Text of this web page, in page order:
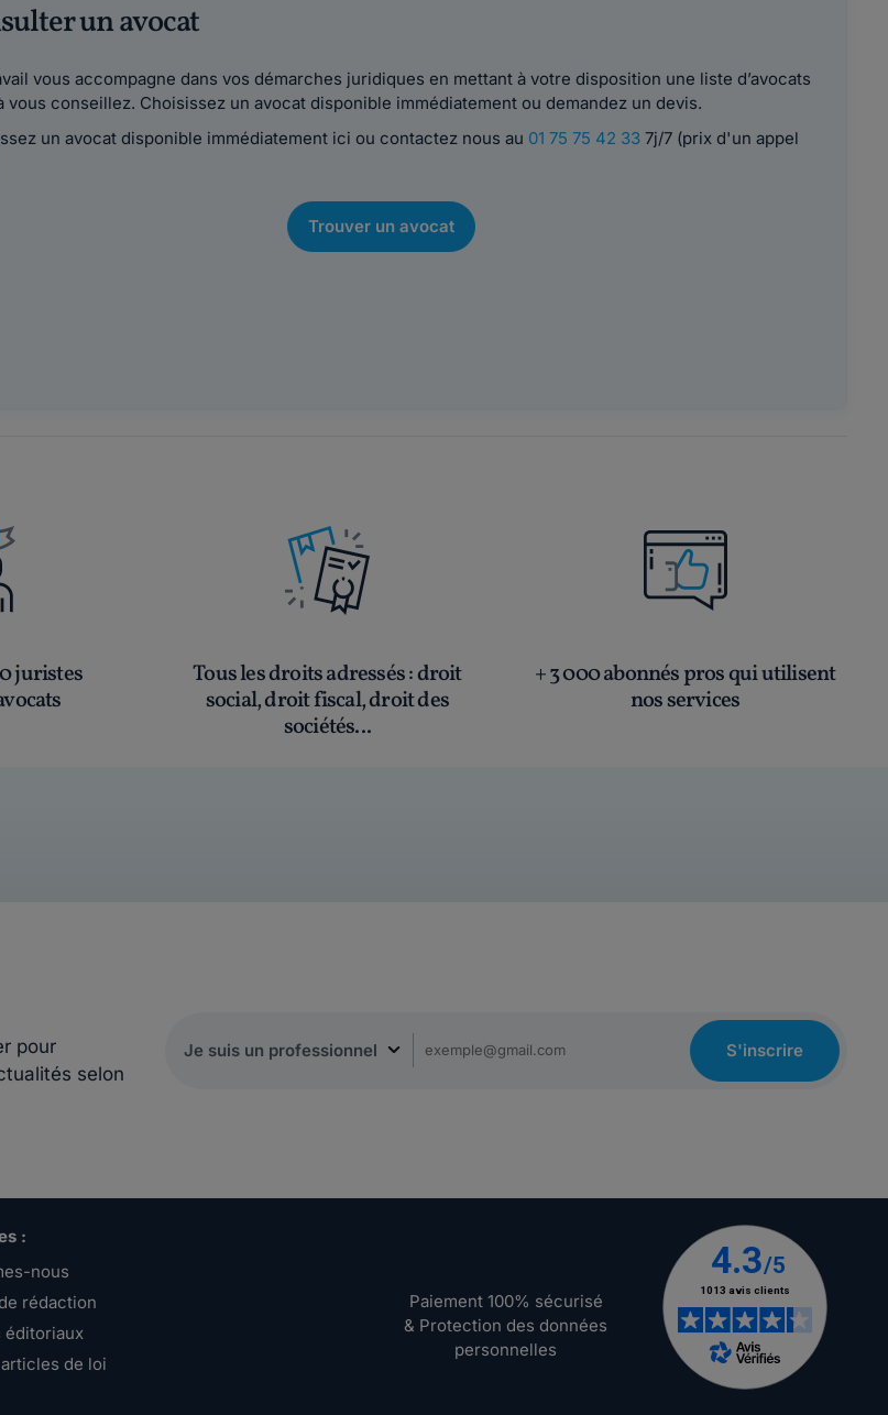
un avocat
vous accompagne dans vos démarches juridiques en mettant à votre disposition une liste d’avocats
vous conseillez. Choisissez un avocat disponible immédiatement ou demandez un devis.
un avocat disponible immédiatement ici ou contactez nous au 01 75 75 42 337j/7 (prix d'un appel
Trouver un avocat
juristes
Tous les droits adressés: droit
social, droit fiscal, droit des
sociétés...
+ 3 000 abonnés pros qui utilisent
nos services
pour
selon
S'inscrire
:
nous
rédaction
éditoriaux
de loi
Paiement 100% sécurisé
& Protection des données
personnelles